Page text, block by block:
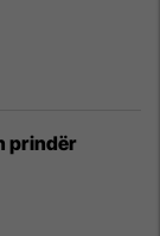
prindër